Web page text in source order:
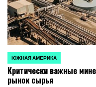
ОПУБЛИКОВАНО
В
ЮЖНАЯ АМЕРИКА
Критически важные
рынок сырья